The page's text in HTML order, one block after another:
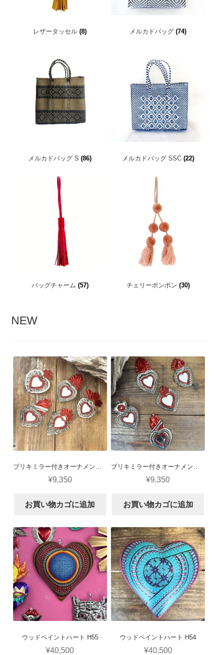
レザータッセル(8) メルカドバッグ(74)
メルカドバッグ S(86) メルカドバッグ SSC (22)
バッグチャーム (57) チェリーポンポン (30)
NEW
ブリキミラー付きオーナメント5点セット H57
¥9,350
お買い物カゴに追加
ブリキミラー付きオーナメント5点セット H56
¥9,350
お買い物カゴに追加
ウッドペイントハート H55
¥40,500
ウッドペイントハート H54
¥40,500